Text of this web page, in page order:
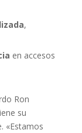
,
en accesos
Ron
su
«Estamos